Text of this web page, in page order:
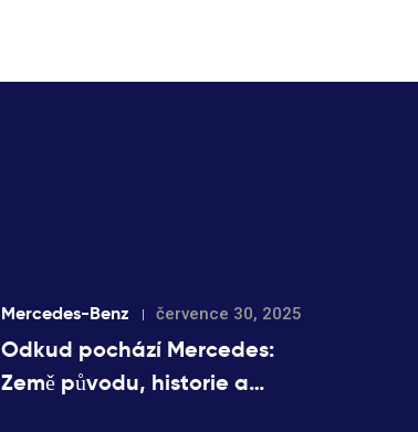
Mercedes-Benz července 30, 2025
Odkud pochází Mercedes:
Země původu, historie a